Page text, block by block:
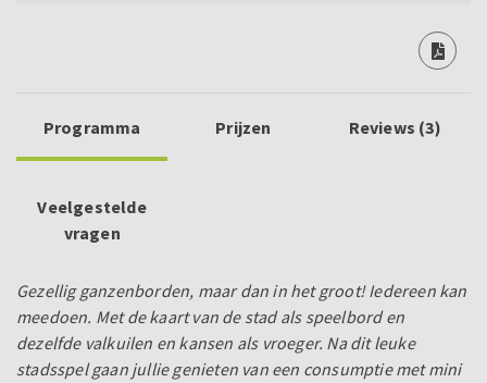
Programma Prijzen Reviews (3)
Veelgestelde
vragen
Gezellig ganzenborden, maar dan in het groot! Iedereen kan
meedoen. Met de kaart van de stad als speelbord en
dezelfde valkuilen en kansen als vroeger. Na dit leuke
stadsspel gaan jullie genieten van een consumptie met mini